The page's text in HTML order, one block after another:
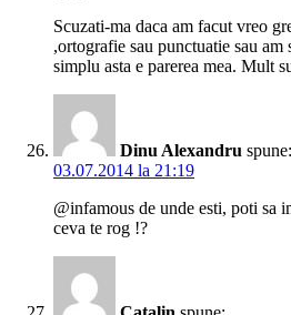
Scuzati-ma daca am facut vreo
,ortografie sau punctuatie sau am
simplu asta e parerea mea. Mult
Dinu Alexandru spune:
03.07.2014 la 21:19
@infamous de unde esti, poti sa
ceva te rog !?